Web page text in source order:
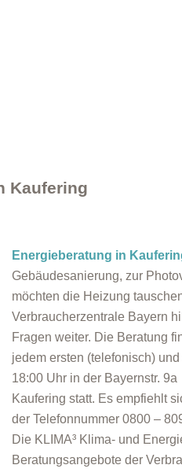
Kaufering
Energieberatung in
Gebäudesanierung, zur
möchten die Heizung
Verbraucherzentrale Bayern
Fragen weiter. Die Beratung
jedem ersten (telefonisch)
18:00 Uhr in der Bayernstr.
Kaufering statt. Es empfiehlt
der Telefonnummer 0800 –
Die KLIMA³ Klima- und
Beratungsangebote der